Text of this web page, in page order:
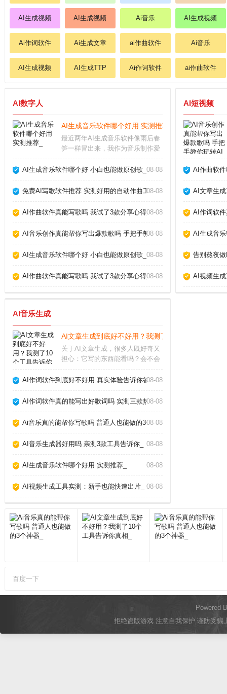
AI生成视频 AI生成视频 Ai音乐 AI生成视频
Ai作词软件 Ai生成文章 ai作曲软件 Ai音乐
AI生成视频 AI生成TTP Ai作词软件 ai作曲软件
AI数字人
AI生成音乐软件哪个好用 实测推荐_
最近两年AI生成音乐软件像雨后春
笋一样冒出来，我作为音乐制作爱
个遍。说实话，从最初的简单旋律
的完整作品，进步速度让人惊叹。
AI生成音乐软件哪个好 小白也能做原创歌_ 08-08
免费AI写歌软件推荐 实测好用的自动作曲工具_
08-08
AI作曲软件真能写歌吗 我试了3款分享心得_08-08
AI音乐创作真能帮你写出爆款歌吗 手把手教你玩转AI作歌_
08-08
AI生成音乐软件哪个好 小白也能做原创歌_ 08-08
AI作曲软件真能写歌吗 我试了3款分享心得_08-08
AI短视频
AI作曲软
AI文章生
AI作词软
AI生成音
告别熬夜
AI视频生
AI音乐生成
AI文章生成到底好不好用？我测了10个工具告诉你真
关于AI文章生成，很多人既好奇又
担心：它写的东西能看吗？会不会
使用，我实测了市面上主流工具，
能大幅提升写作效率。关键在于理
AI作词软件到底好不好用 真实体验告诉你答案_
08-08
AI作词软件真的能写出好歌词吗 实测三款热门工具告诉你答案_
08-08
Ai音乐真的能帮你写歌吗 普通人也能做的3个神器_
08-08
AI音乐生成器好用吗 亲测3款工具告诉你_ 08-08
AI生成音乐软件哪个好用 实测推荐_ 08-08
AI视频生成工具实测：新手也能快速出片_ 08-08
百度一下
Powered
拒绝盗版游戏 注意自我保护 谨防受